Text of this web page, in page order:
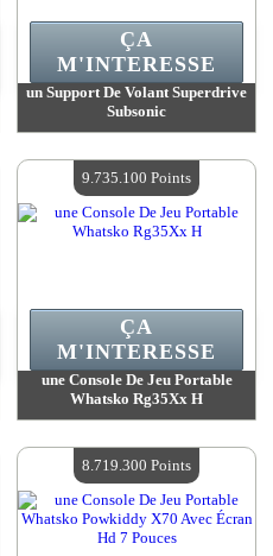
un Support De Volant Superdrive
Subsonic
Quantité Disponible :4
ÇA
M'INTERESSE
une Console De Jeu Portable
Whatsko Rg35Xx H
Quantité Disponible :4
ÇA
M'INTERESSE
9.735.100 Points
8.719.300 Points